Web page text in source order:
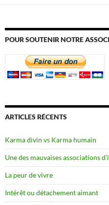
POUR SOUTENIR NOTRE
ARTICLES RÉCENTS
Karma divin vs Karma humain
Une des mauvaises associations
La peur de vivre
Intérêt ou détachement aimant